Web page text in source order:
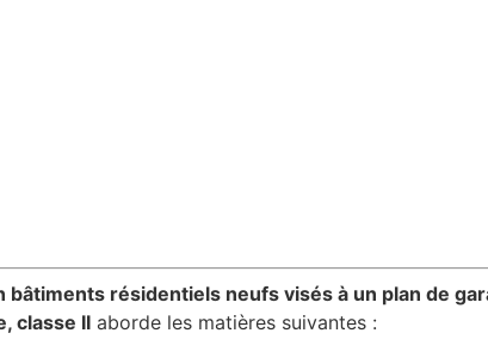
bâtiments résidentiels neufs visés à un plan de
classe II aborde les matières suivantes :